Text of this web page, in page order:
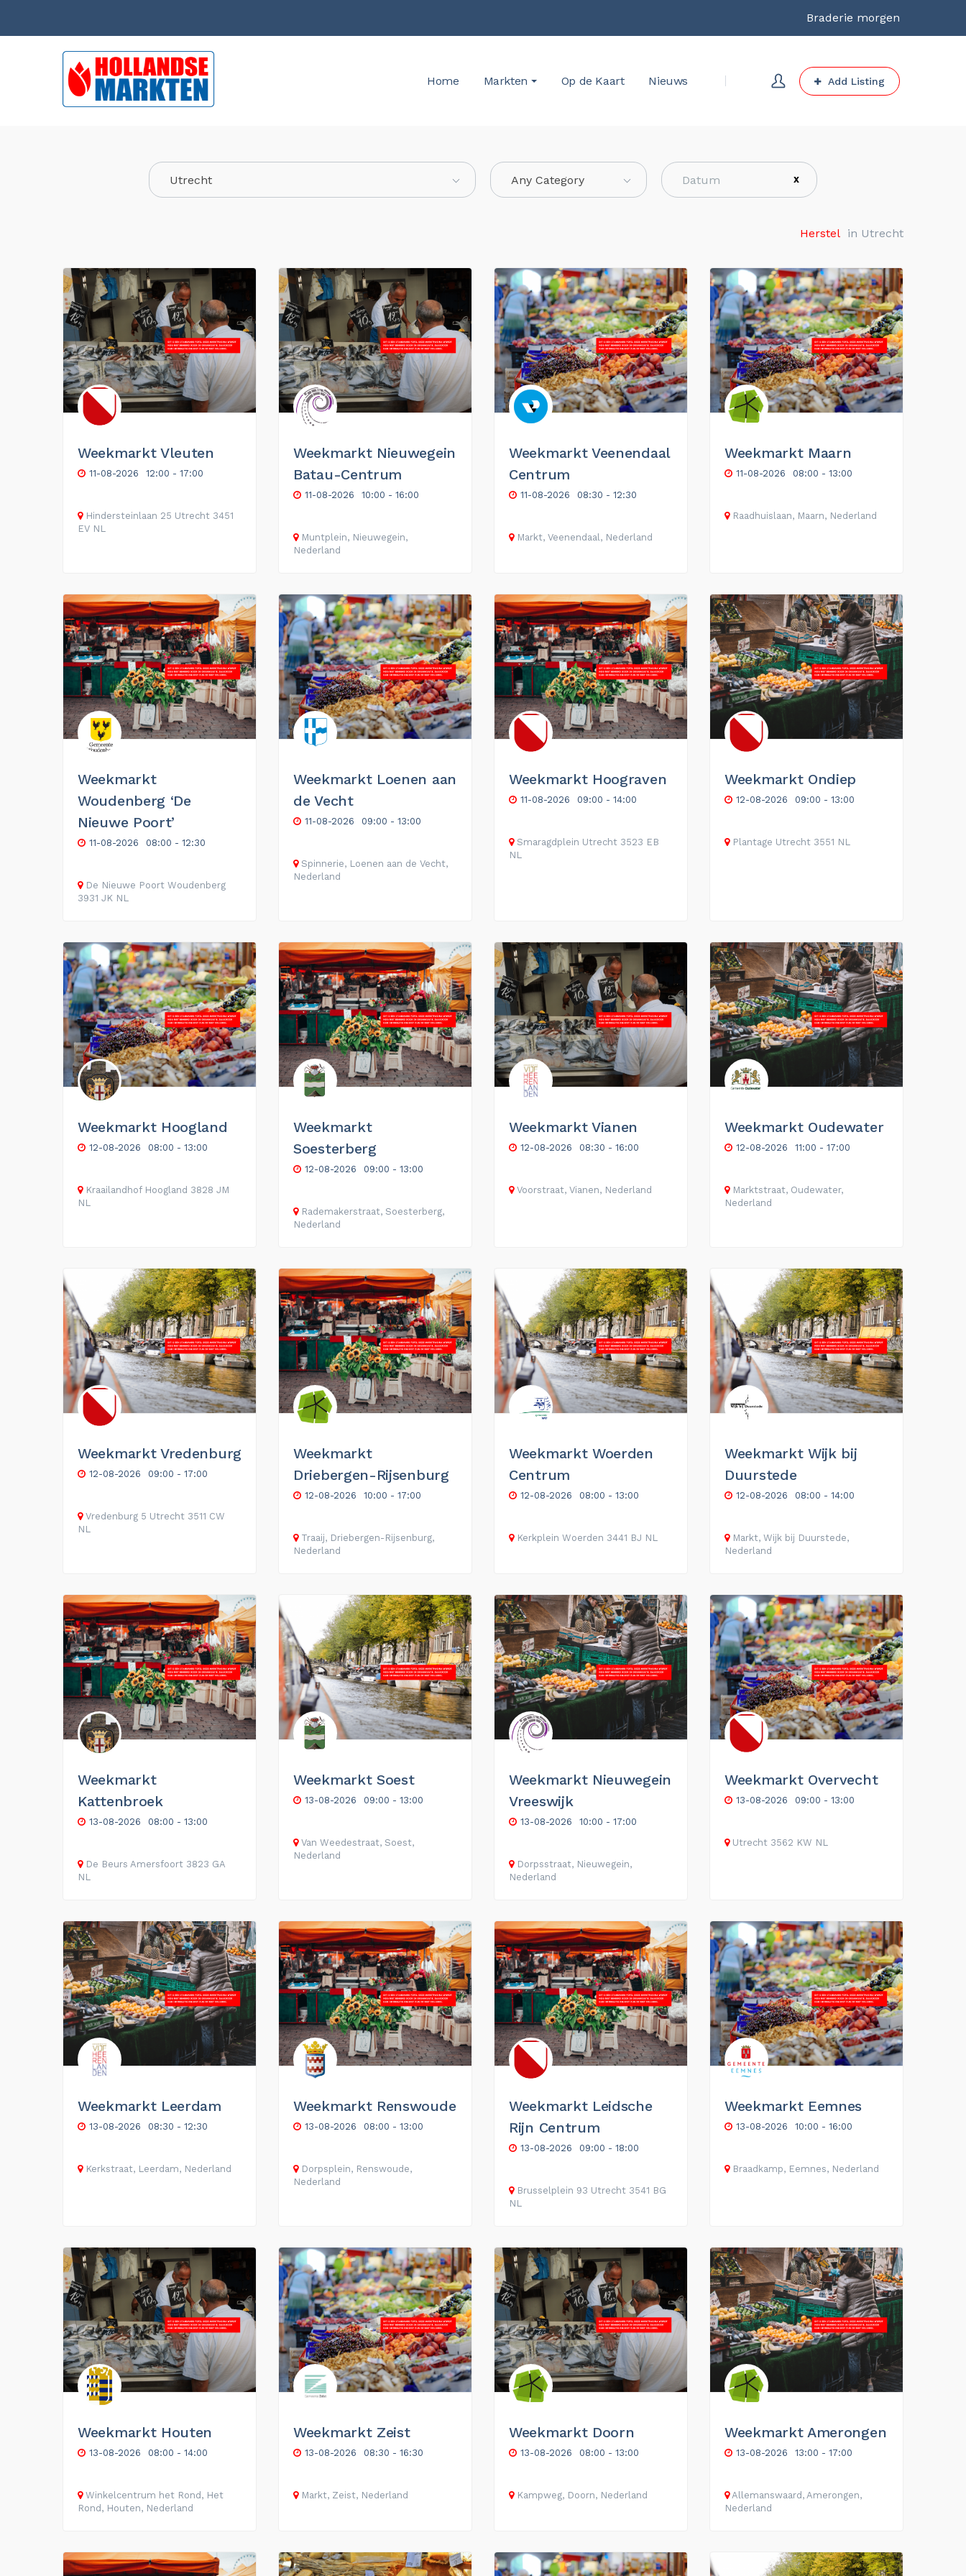
Braderie morgen
Home Markten Op de Kaart Nieuws Add Listing
Utrecht Any Category X
in Utrecht
Herstel
Weekmarkt Vleuten
11-08-2026 12:00 - 17:00
Hindersteinlaan 25 Utrecht 3451
EV NL
Weekmarkt Nieuwegein
Batau-Centrum
11-08-2026 10:00 - 16:00
Muntplein, Nieuwegein,
Nederland
Weekmarkt Veenendaal
Centrum
11-08-2026 08:30 - 12:30
Markt, Veenendaal, Nederland
Weekmarkt Maarn
11-08-2026 08:00 - 13:00
Raadhuislaan, Maarn, Nederland
Weekmarkt
Woudenberg ‘De
Nieuwe Poort’
11-08-2026 08:00 - 12:30
De Nieuwe Poort Woudenberg
3931 JK NL
Weekmarkt Loenen aan
de Vecht
11-08-2026 09:00 - 13:00
Spinnerie, Loenen aan de Vecht,
Nederland
Weekmarkt Hoograven
11-08-2026 09:00 - 14:00
Smaragdplein Utrecht 3523 EB
NL
Weekmarkt Ondiep
12-08-2026 09:00 - 13:00
Plantage Utrecht 3551 NL
Weekmarkt Hoogland
12-08-2026 08:00 - 13:00
Kraailandhof Hoogland 3828 JM
NL
Weekmarkt
Soesterberg
12-08-2026 09:00 - 13:00
Rademakerstraat, Soesterberg,
Nederland
Weekmarkt Vianen
12-08-2026 08:30 - 16:00
Voorstraat, Vianen, Nederland
Weekmarkt Oudewater
12-08-2026 11:00 - 17:00
Marktstraat, Oudewater,
Nederland
Weekmarkt Vredenburg
12-08-2026 09:00 - 17:00
Vredenburg 5 Utrecht 3511 CW
NL
Weekmarkt
Driebergen-Rijsenburg
12-08-2026 10:00 - 17:00
Traaij, Driebergen-Rijsenburg,
Nederland
Weekmarkt Woerden
Centrum
12-08-2026 08:00 - 13:00
Kerkplein Woerden 3441 BJ NL
Weekmarkt Wijk bij
Duurstede
12-08-2026 08:00 - 14:00
Markt, Wijk bij Duurstede,
Nederland
Weekmarkt
Kattenbroek
13-08-2026 08:00 - 13:00
De Beurs Amersfoort 3823 GA
NL
Weekmarkt Soest
13-08-2026 09:00 - 13:00
Van Weedestraat, Soest,
Nederland
Weekmarkt Nieuwegein
Vreeswijk
13-08-2026 10:00 - 17:00
Dorpsstraat, Nieuwegein,
Nederland
Weekmarkt Overvecht
13-08-2026 09:00 - 13:00
Utrecht 3562 KW NL
Weekmarkt Leerdam
13-08-2026 08:30 - 12:30
Kerkstraat, Leerdam, Nederland
Weekmarkt Renswoude
13-08-2026 08:00 - 13:00
Dorpsplein, Renswoude,
Nederland
Weekmarkt Leidsche
Rijn Centrum
13-08-2026 09:00 - 18:00
Brusselplein 93 Utrecht 3541 BG
NL
Weekmarkt Eemnes
13-08-2026 10:00 - 16:00
Braadkamp, Eemnes, Nederland
Weekmarkt Houten
13-08-2026 08:00 - 14:00
Winkelcentrum het Rond, Het
Rond, Houten, Nederland
Weekmarkt Zeist
13-08-2026 08:30 - 16:30
Markt, Zeist, Nederland
Weekmarkt Doorn
13-08-2026 08:00 - 13:00
Kampweg, Doorn, Nederland
Weekmarkt Amerongen
13-08-2026 13:00 - 17:00
Allemanswaard, Amerongen,
Nederland